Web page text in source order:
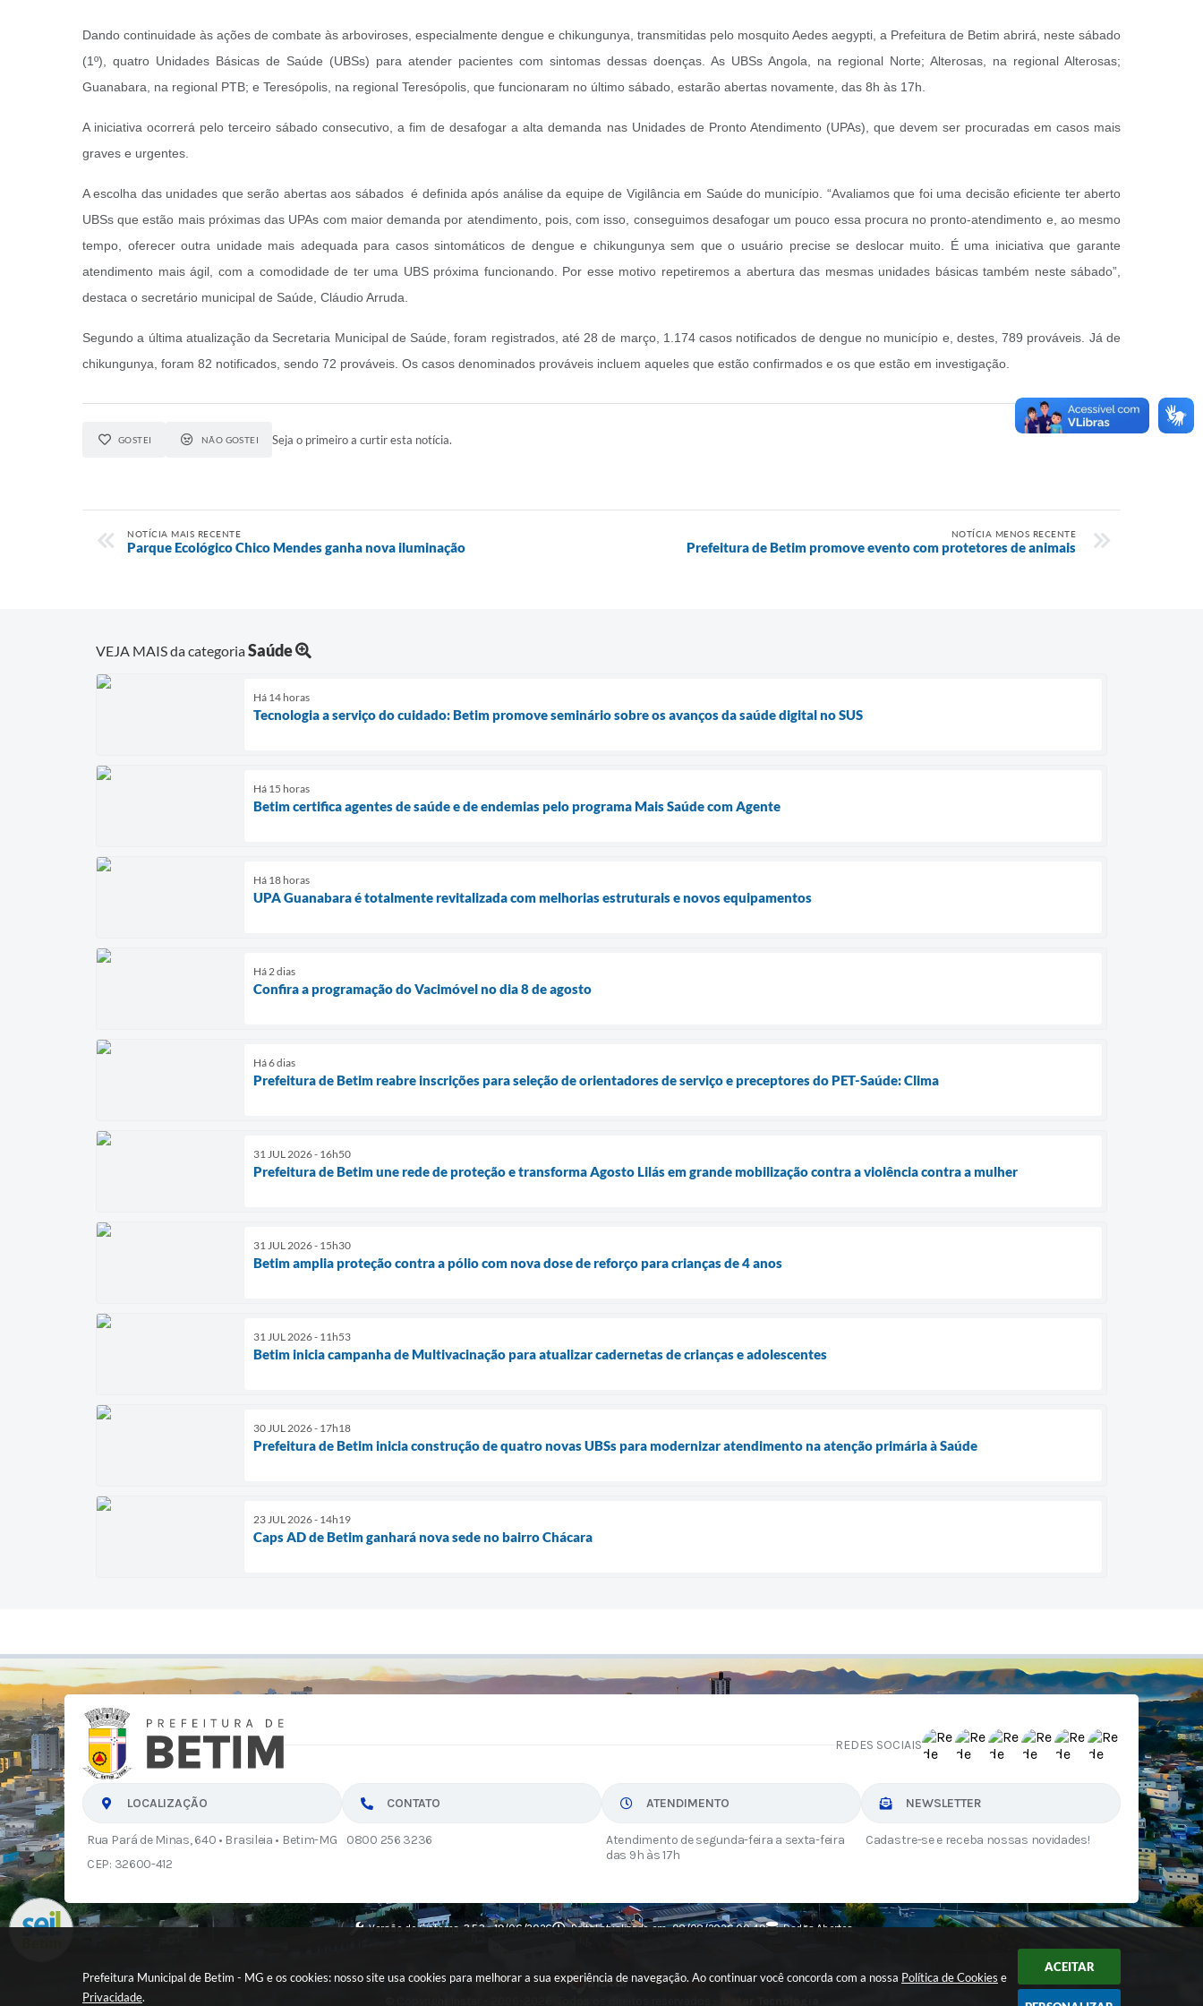
Prefeitura Municipal de Betim - MG e os cookies: nosso site usa cookies para melhorar a sua experiência de navegação. Ao continuar você concorda com a nossa Política de Cookies e
Privacidade.
ACEITAR
Dando continuidade às ações de combate às arboviroses, especialmente dengue e chikungunya, transmitidas pelo mosquito Aedes aegypti, a Prefeitura de Betim abrirá, neste sábado
(1º), quatro Unidades Básicas de Saúde (UBSs) para atender pacientes com sintomas dessas doenças. As UBSs Angola, na regional Norte; Alterosas, na regional Alterosas;
Guanabara, na regional PTB; e Teresópolis, na regional Teresópolis, que funcionaram no último sábado, estarão abertas novamente, das 8h às 17h.
A iniciativa ocorrerá pelo terceiro sábado consecutivo, a fim de desafogar a alta demanda nas Unidades de Pronto Atendimento (UPAs), que devem ser procuradas em casos mais
graves e urgentes.
A escolha das unidades que serão abertas aos sábados é definida após análise da equipe de Vigilância em Saúde do município. “Avaliamos que foi uma decisão eficiente ter aberto
UBSs que estão mais próximas das UPAs com maior demanda por atendimento, pois, com isso, conseguimos desafogar um pouco essa procura no pronto-atendimento e, ao mesmo
tempo, oferecer outra unidade mais adequada para casos sintomáticos de dengue e chikungunya sem que o usuário precise se deslocar muito. É uma iniciativa que garante
atendimento mais ágil, com a comodidade de ter uma UBS próxima funcionando. Por esse motivo repetiremos a abertura das mesmas unidades básicas também neste sábado”,
destaca o secretário municipal de Saúde, Cláudio Arruda.
Segundo a última atualização da Secretaria Municipal de Saúde, foram registrados, até 28 de março, 1.174 casos notificados de dengue no município e, destes, 789 prováveis. Já de
chikungunya, foram 82 notificados, sendo 72 prováveis. Os casos denominados prováveis incluem aqueles que estão confirmados e os que estão em investigação.
GOSTEI NÃO GOSTEI Seja o primeiro a curtir esta notícia.
NOTÍCIA MAIS RECENTE
Parque Ecológico Chico Mendes ganha nova iluminação
NOTÍCIA MENOS RECENTE
Prefeitura de Betim promove evento com protetores de animais
VEJA MAIS da categoriaSaúde
Há 14 horas
Tecnologia a serviço do cuidado: Betim promove seminário sobre os avanços da saúde digital no SUS
Há 15 horas
Betim certifica agentes de saúde e de endemias pelo programa Mais Saúde com Agente
Há 18 horas
UPA Guanabara é totalmente revitalizada com melhorias estruturais e novos equipamentos
Há 2 dias
Confira a programação do Vacimóvel no dia 8 de agosto
Há 6 dias
Prefeitura de Betim reabre inscrições para seleção de orientadores de serviço e preceptores do PET-Saúde: Clima
31 JUL 2026 - 16h50
Prefeitura de Betim une rede de proteção e transforma Agosto Lilás em grande mobilização contra a violência contra a mulher
31 JUL 2026 - 15h30
Betim amplia proteção contra a pólio com nova dose de reforço para crianças de 4 anos
31 JUL 2026 - 11h53
Betim inicia campanha de Multivacinação para atualizar cadernetas de crianças e adolescentes
30 JUL 2026 - 17h18
Prefeitura de Betim inicia construção de quatro novas UBSs para modernizar atendimento na atenção primária à Saúde
23 JUL 2026 - 14h19
Caps AD de Betim ganhará nova sede no bairro Chácara
REDES SOCIAIS
LOCALIZAÇÃO
Rua Pará de Minas, 640 • Brasileia • Betim-MG
CEP: 32600-412
CONTATO
0800 256 3236
ATENDIMENTO
Atendimento de segunda-feira a sexta-feira
das 9h às 17h
NEWSLETTER
Cadastre-se e receba nossas novidades!
Versão do Sistema:3.5.3 - 19/06/2026 Portal atualizado em:08/08/2026 00:49 Dados Abertos